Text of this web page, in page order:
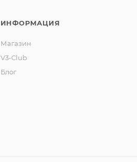
ИНФОРМАЦИЯ
Магазин
V3-Club
Блог